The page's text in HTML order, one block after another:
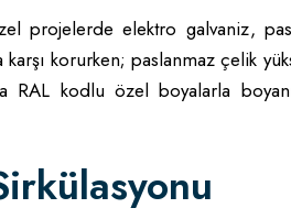
projelerde elektro galvaniz,
korurken; paslanmaz çelik
RAL kodlu özel boyalarla